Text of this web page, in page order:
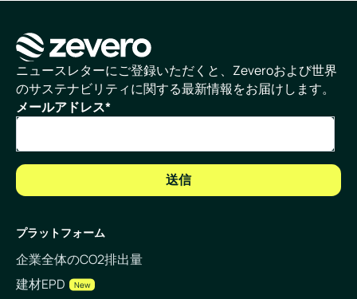
ホームページ
ニュースレターにご登録いただくと、Zeveroおよび世界
のサステナビリティに関する最新情報をお届けします。
メールアドレス*
プラットフォーム
企業全体のCO2排出量
建材EPD
New